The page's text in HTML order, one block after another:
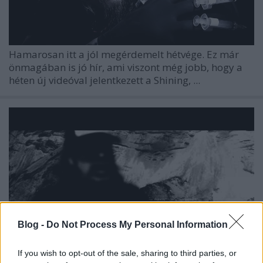
Blog - Do Not Process My Personal Information
If you wish to opt-out of the sale, sharing to third parties, or
Hamarosan itt a jól megérdemelt hétvége. Ez már
önmagában is jó hír, ami viszont még jobb, hogy a
héten új videóval jelentkezett a Shining, ...